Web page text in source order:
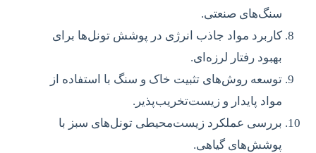
سنگ‌های صنعتی.
کاربرد مواد جاذب انرژی در پوشش تونل‌ها برای
بهبود رفتار لرزه‌ای.
توسعه روش‌های تثبیت خاک و سنگ با استفاده از
مواد پایدار و زیست‌تخریب‌پذیر.
بررسی عملکرد زیست‌محیطی تونل‌های سبز با
پوشش‌های گیاهی.